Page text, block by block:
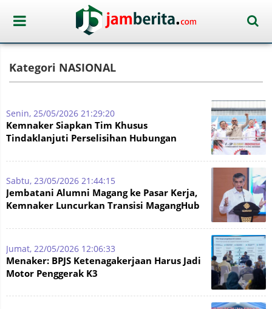
Kategori NASIONAL
Senin, 25/05/2026 21:29:20
Kemnaker Siapkan Tim Khusus
Tindaklanjuti Perselisihan Hubungan
Sabtu, 23/05/2026 21:44:15
Jembatani Alumni Magang ke Pasar Kerja,
Kemnaker Luncurkan Transisi MagangHub
Jumat, 22/05/2026 12:06:33
Menaker: BPJS Ketenagakerjaan Harus Jadi
Motor Penggerak K3